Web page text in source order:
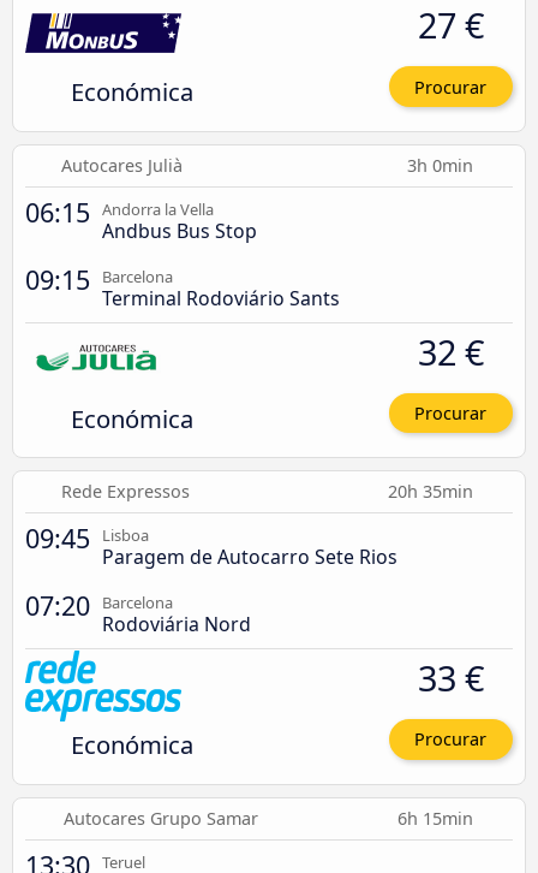
Económica
27 €
Procurar
Autocares Julià 3h 0min
06:15 Andorra la Vella
Andbus Bus Stop
09:15 Barcelona
Terminal Rodoviário Sants
Económica
32 €
Procurar
Rede Expressos 20h 35min
09:45 Lisboa
Paragem de Autocarro Sete Rios
07:20 Barcelona
Rodoviária Nord
Económica
33 €
Procurar
Autocares Grupo Samar 6h 15min
13:30 Teruel